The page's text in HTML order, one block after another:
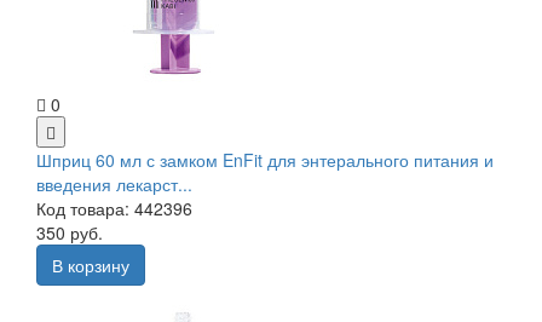
0
Шприц 60 мл с замком EnFit для энтерального питания и
введения лекарст...
Код товара: 442396
350 руб.
В корзину